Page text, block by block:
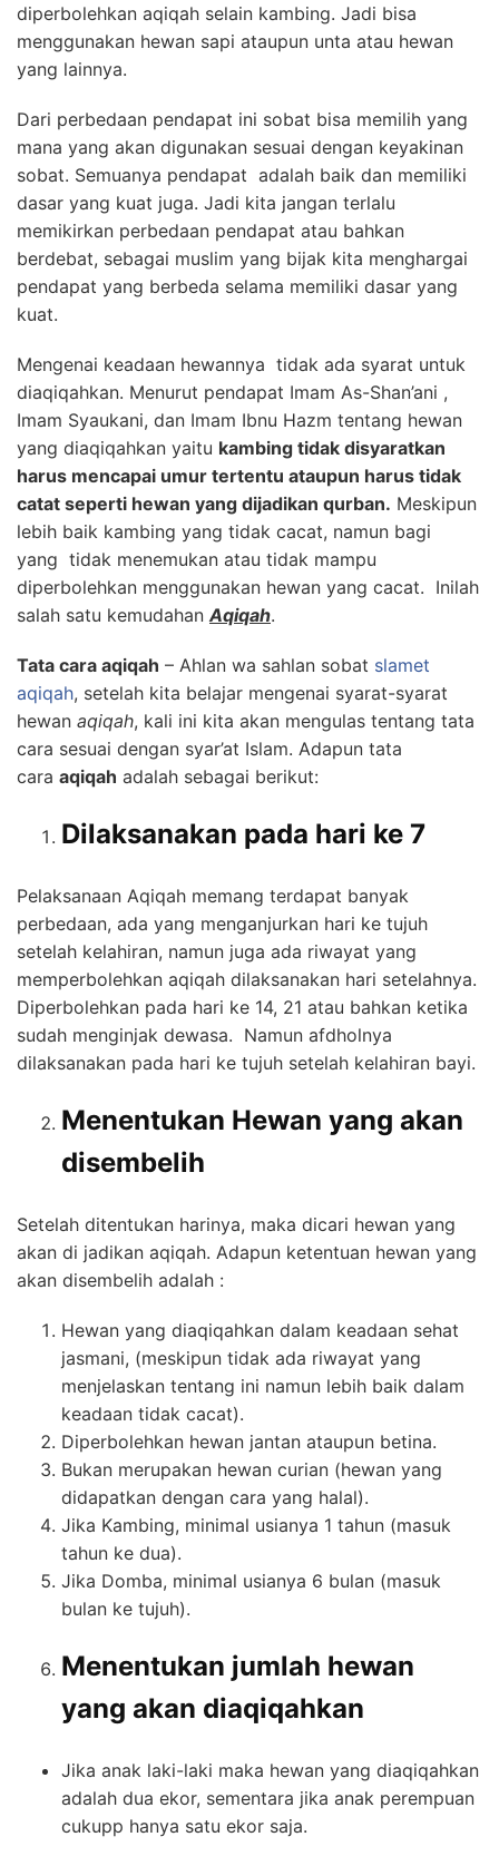
diperbolehkan aqiqah selain kambing. Jadi bisa
menggunakan hewan sapi ataupun unta atau hewan
yang lainnya.
Dari perbedaan pendapat ini sobat bisa memilih yang
mana yang akan digunakan sesuai dengan keyakinan
sobat. Semuanya pendapat adalah baik dan memiliki
dasar yang kuat juga. Jadi kita jangan terlalu
memikirkan perbedaan pendapat atau bahkan
berdebat, sebagai muslim yang bijak kita menghargai
pendapat yang berbeda selama memiliki dasar yang
kuat.
Mengenai keadaan hewannya tidak ada syarat untuk
diaqiqahkan. Menurut pendapat Imam As-Shan’ani ,
Imam Syaukani, dan Imam Ibnu Hazm tentang hewan
yang diaqiqahkan yaitu kambing tidak disyaratkan
harus mencapai umur tertentu ataupun harus tidak
catat seperti hewan yang dijadikan qurban. Meskipun
lebih baik kambing yang tidak cacat, namun bagi
yang tidak menemukan atau tidak mampu
diperbolehkan menggunakan hewan yang cacat. Inilah
salah satu kemudahan Aqiqah.
Tata cara aqiqah – Ahlan wa sahlan sobat slamet
aqiqah, setelah kita belajar mengenai syarat-syarat
hewan aqiqah, kali ini kita akan mengulas tentang tata
cara sesuai dengan syar’at Islam. Adapun tata
cara aqiqah adalah sebagai berikut:
Dilaksanakan pada hari ke 7
Pelaksanaan Aqiqah memang terdapat banyak
perbedaan, ada yang menganjurkan hari ke tujuh
setelah kelahiran, namun juga ada riwayat yang
memperbolehkan aqiqah dilaksanakan hari setelahnya.
Diperbolehkan pada hari ke 14, 21 atau bahkan ketika
sudah menginjak dewasa. Namun afdholnya
dilaksanakan pada hari ke tujuh setelah kelahiran bayi.
Menentukan Hewan yang akan
disembelih
Setelah ditentukan harinya, maka dicari hewan yang
akan di jadikan aqiqah. Adapun ketentuan hewan yang
akan disembelih adalah :
Hewan yang diaqiqahkan dalam keadaan sehat
jasmani, (meskipun tidak ada riwayat yang
menjelaskan tentang ini namun lebih baik dalam
keadaan tidak cacat).
Diperbolehkan hewan jantan ataupun betina.
Bukan merupakan hewan curian (hewan yang
didapatkan dengan cara yang halal).
Jika Kambing, minimal usianya 1 tahun (masuk
tahun ke dua).
Jika Domba, minimal usianya 6 bulan (masuk
bulan ke tujuh).
Menentukan jumlah hewan
yang akan diaqiqahkan
Jika anak laki-laki maka hewan yang diaqiqahkan
adalah dua ekor, sementara jika anak perempuan
cukupp hanya satu ekor saja.